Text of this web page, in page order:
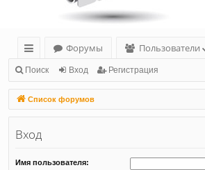
с
ы
лк
и
Форумы
Пользователи
Поиск Вход Регистрация
Список форумов
Вход
Имя пользователя: